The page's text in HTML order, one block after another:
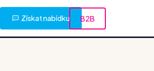
Získat nabídku B2B